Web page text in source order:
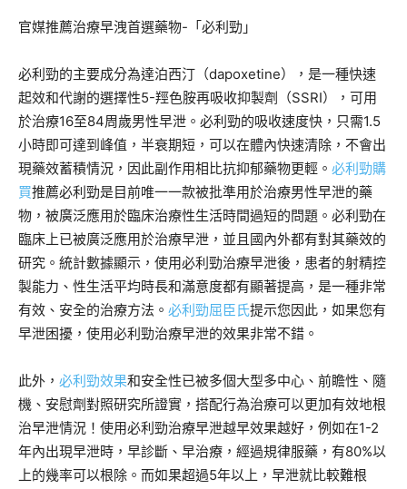
官媒推薦治療早洩首選藥物-「必利勁」
必利勁的主要成分為達泊西汀（dapoxetine），是一種快速
起效和代謝的選擇性5-羥色胺再吸收抑製劑（SSRI），可用
於治療16至84周歲男性早泄。必利勁的吸收速度快，只需1.5
小時即可達到峰值，半衰期短，可以在體內快速清除，不會出
現藥效蓄積情況，因此副作用相比抗抑郁藥物更輕。 必利勁購
買推薦必利勁是目前唯一一款被批準用於治療男性早泄的藥
物，被廣泛應用於臨床治療性生活時間過短的問題。必利勁在
臨床上已被廣泛應用於治療早泄，並且國內外都有對其藥效的
研究。統計數據顯示，使用必利勁治療早泄後，患者的射精控
製能力、性生活平均時長和滿意度都有顯著提高，是一種非常
有效、安全的治療方法。 必利勁屈臣氏提示您因此，如果您有
早泄困擾，使用必利勁治療早泄的效果非常不錯。
此外， 必利勁效果和安全性已被多個大型多中心、前瞻性、隨
機、安慰劑對照研究所證實，搭配行為治療可以更加有效地根
治早泄情況！使用必利勁治療早泄越早效果越好，例如在1-2
年內出現早泄時，早診斷、早治療，經過規律服藥，有80%以
上的幾率可以根除。而如果超過5年以上，早泄就比較難根